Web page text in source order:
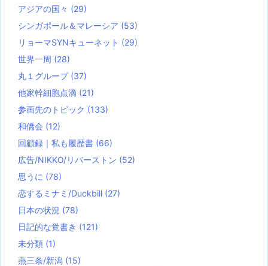
アジアの国々 (29)
シンガポール＆マレーシア (53)
リョーマSYNキューネット (29)
世界一周 (28)
丸１グループ (37)
他家幹細胞点滴 (21)
参画先のトピック (133)
和僑会 (12)
回顧録｜私も履歴書 (66)
広告/NIKKO/リバーストン (52)
思うに (78)
恋するミナミ/Duckbill (27)
日本の状況 (78)
日記的な覚書き (121)
未分類 (1)
燕三条/新潟 (15)